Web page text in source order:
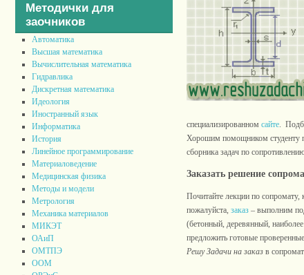
Методички для
заочников
Автоматика
Высшая математика
Вычислительная математика
Гидравлика
Дискретная математика
Идеология
Иностранный язык
Информатика
История
Линейное программирование
Материаловедение
Медицинская физика
Методы и модели
Метрология
Механика материалов
МИКЭТ
ОАиП
ОМТПЭ
ООМ
специализированном сайте.
Хорошим помощником студенту
сборника задач по
Заказать решение
Почитайте лекции по сопромату,
пожалуйста, заказ– выполним
(бетонный, деревянный,
предложить готовые
Решу Задачи на заказв